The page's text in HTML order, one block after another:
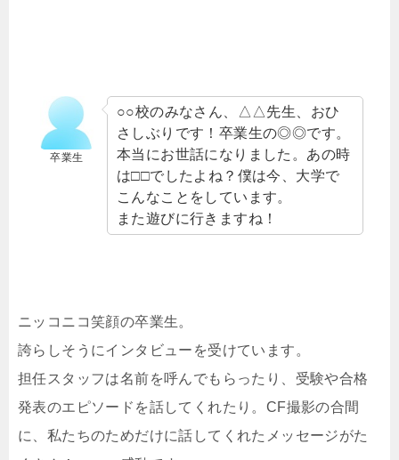
卒業生
○○校のみなさん、△△先生、おひ
さしぶりです！卒業生の◎◎です。
本当にお世話になりました。あの時
は□□でしたよね？僕は今、大学で
こんなことをしています。
また遊びに行きますね！
ニッコニコ笑顔の卒業生。
誇らしそうにインタビューを受けています。
担任スタッフは名前を呼んでもらったり、受験や合格
発表のエピソードを話してくれたり。CF撮影の合間
に、私たちのためだけに話してくれたメッセージがた